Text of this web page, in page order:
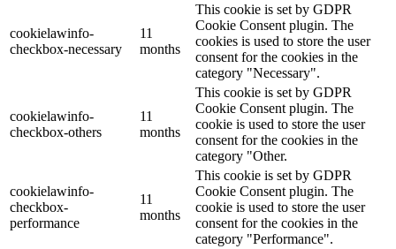
cookielawinfo-
checkbox-necessary
11
months
This cookie is set by GDPR
Cookie Consent plugin. The
cookies is used to store the user
consent for the cookies in the
category "Necessary".
cookielawinfo-
checkbox-others
11
months
This cookie is set by GDPR
Cookie Consent plugin. The
cookie is used to store the user
consent for the cookies in the
category "Other.
cookielawinfo-
checkbox-
performance
11
months
This cookie is set by GDPR
Cookie Consent plugin. The
cookie is used to store the user
consent for the cookies in the
category "Performance".